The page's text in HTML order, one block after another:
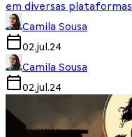
em diversas plataformas
Camila Sousa
02.jul.24
Camila Sousa
02.jul.24